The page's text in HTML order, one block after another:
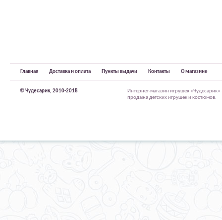
Главная Доставка и оплата Пункты выдачи Контакты О магазине
© Чудесарик, 2010-2018
Интернет-магазин игрушек
продажа детских игрушек и костюмов.